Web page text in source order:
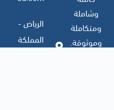
وشاملة
ومتكاملة
وموثوقة.
الرياض -
المملكة